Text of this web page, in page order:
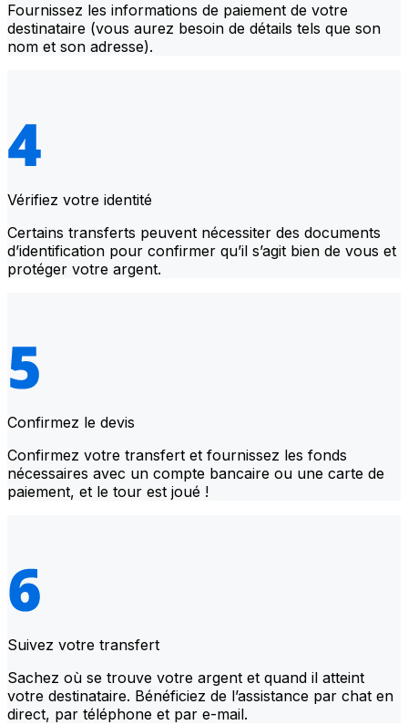
Fournissez les informations de paiement de votre
destinataire (vous aurez besoin de détails tels que son
nom et son adresse).
Vérifiez votre identité
Certains transferts peuvent nécessiter des documents
d’identification pour confirmer qu’il s’agit bien de vous et
protéger votre argent.
Confirmez le devis
Confirmez votre transfert et fournissez les fonds
nécessaires avec un compte bancaire ou une carte de
paiement, et le tour est joué !
Suivez votre transfert
Sachez où se trouve votre argent et quand il atteint
votre destinataire. Bénéficiez de l’assistance par chat en
direct, par téléphone et par e-mail.